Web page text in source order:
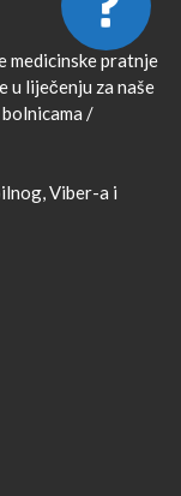
medicinske pratnje
u liječenju za naše
/
Viber-a i